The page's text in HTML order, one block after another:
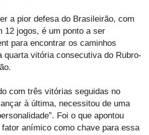
a pior defesa do Brasileirão, com
12 jogos, é um ponto a ser
para encontrar os caminhos
quarta vitória consecutiva do Rubro-
com três vitórias seguidas no
à última, necessitou de uma
Foi o que apontou
anímico como chave para essa